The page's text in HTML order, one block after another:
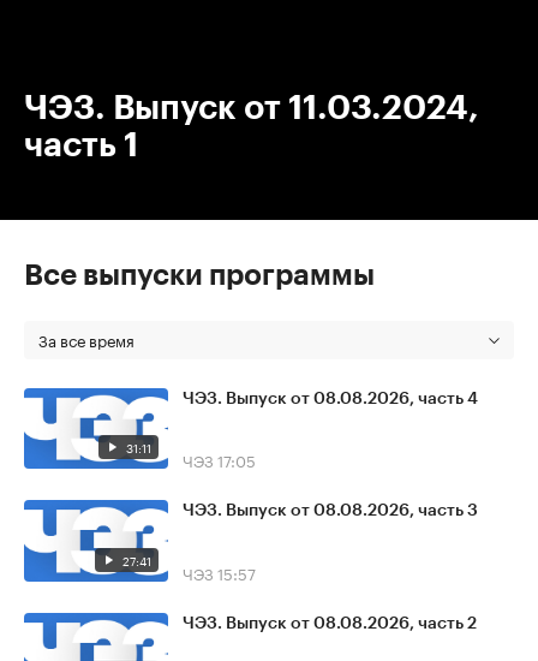
ЧЭЗ. Выпуск от 11.03.2024,
часть 1
Все выпуски программы
За все время
31:11
ЧЭЗ. Выпуск от 08.08.2026, часть 4
ЧЭЗ 17:05
27:41
ЧЭЗ. Выпуск от 08.08.2026, часть 3
ЧЭЗ 15:57
ЧЭЗ. Выпуск от 08.08.2026, часть 2